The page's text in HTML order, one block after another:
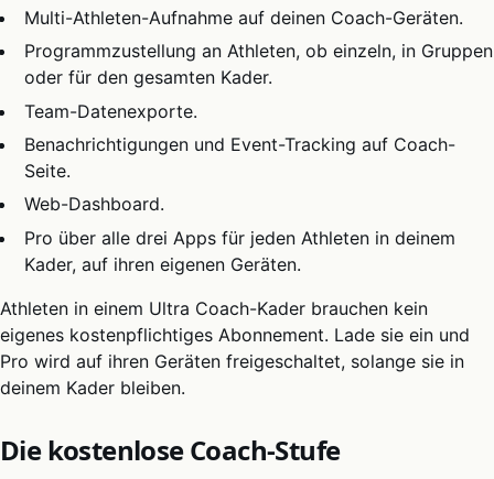
Multi-Athleten-Aufnahme auf deinen Coach-Geräten.
Programmzustellung an Athleten, ob einzeln, in Gruppen
oder für den gesamten Kader.
Team-Datenexporte.
Benachrichtigungen und Event-Tracking auf Coach-
Seite.
Web-Dashboard.
Pro über alle drei Apps für jeden Athleten in deinem
Kader, auf ihren eigenen Geräten.
Athleten in einem Ultra Coach-Kader brauchen kein
eigenes kostenpflichtiges Abonnement. Lade sie ein und
Pro wird auf ihren Geräten freigeschaltet, solange sie in
deinem Kader bleiben.
Die kostenlose Coach-Stufe